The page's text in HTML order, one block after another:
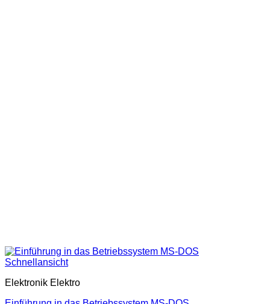
Schnellansicht
Elektronik Elektro